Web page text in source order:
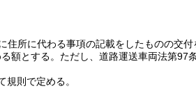
住所に代わる事項の記載をしたものの交付
額とする。 ただし、道路運送車両法第97
則で定める。